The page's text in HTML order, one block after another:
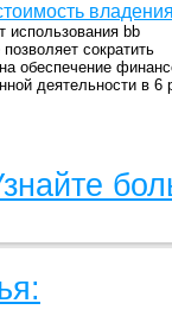
использования bb
сократить
обеспечение
деятельности в 6